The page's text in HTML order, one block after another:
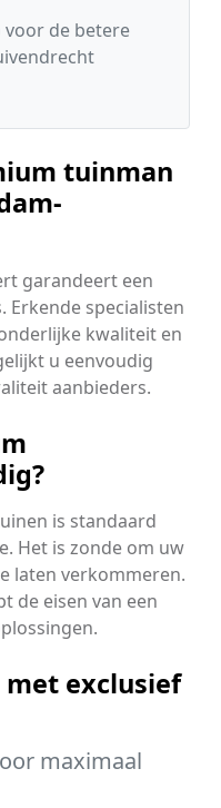
voor de betere
tuinman
garandeert een
specialisten
kwaliteit en
u eenvoudig
aanbieders.
is standaard
Het is zonde om uw
laten verkommeren.
de eisen van een
exclusief
maximaal